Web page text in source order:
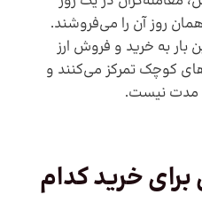
روز آن را می‌فروشند.
بار به خرید و فروش ارز
کوچک تمرکز می‌کنند و
مدت نیست.
برای خرید کدام